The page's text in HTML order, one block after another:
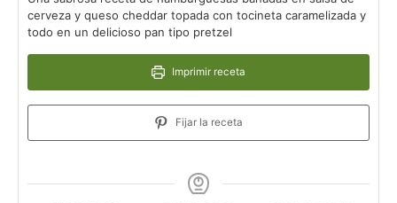
cerveza y queso cheddar topada con tocineta caramelizada y
todo en un delicioso pan tipo pretzel
Imprimir receta
Fijar la receta